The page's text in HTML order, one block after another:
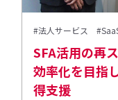
#法人サービス
SFA活用の再
効率化を目指
得支援